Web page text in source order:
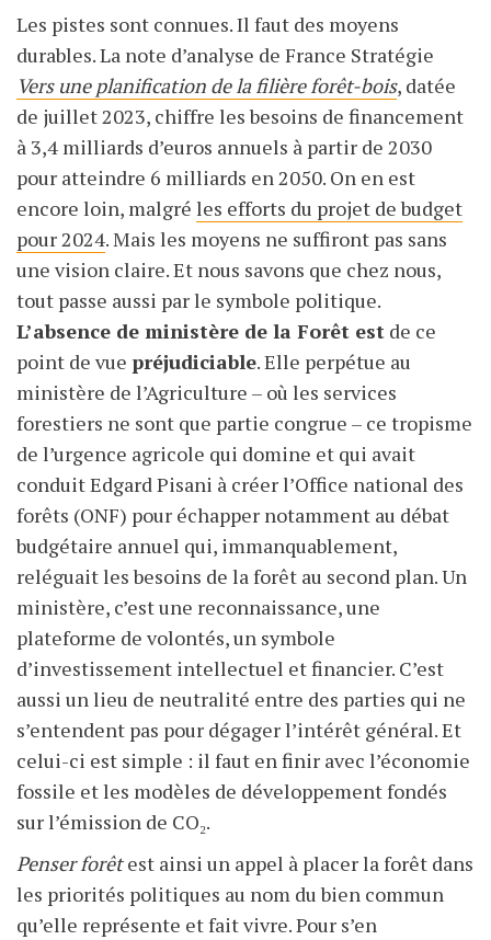
Les pistes sont connues. Il faut des moyens
durables. La note d’analyse de France Stratégie
Vers une planification de la filière forêt-bois, datée
de juillet 2023, chiffre les besoins de financement
à 3,4 milliards d’euros annuels à partir de 2030
pour atteindre 6 milliards en 2050. On en est
encore loin, malgré les efforts du projet de budget
pour 2024. Mais les moyens ne suffiront pas sans
une vision claire. Et nous savons que chez nous,
tout passe aussi par le symbole politique.
L’absence de ministère de la Forêt est de ce
point de vue préjudiciable. Elle perpétue au
ministère de l’Agriculture – où les services
forestiers ne sont que partie congrue – ce tropisme
de l’urgence agricole qui domine et qui avait
conduit Edgard Pisani à créer l’Office national des
forêts (ONF) pour échapper notamment au débat
budgétaire annuel qui, immanquablement,
reléguait les besoins de la forêt au second plan. Un
ministère, c’est une reconnaissance, une
plateforme de volontés, un symbole
d’investissement intellectuel et financier. C’est
aussi un lieu de neutralité entre des parties qui ne
s’entendent pas pour dégager l’intérêt général. Et
celui-ci est simple : il faut en finir avec l’économie
fossile et les modèles de développement fondés
sur l’émission de CO₂.
Penser forêtest ainsi un appel à placer la forêt dans
les priorités politiques au nom du bien commun
qu’elle représente et fait vivre. Pour s’en